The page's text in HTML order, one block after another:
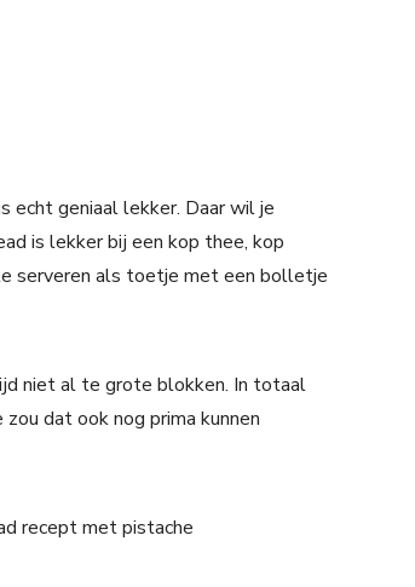
echt geniaal lekker. Daar wil je
is lekker bij een kop thee, kop
serveren als toetje met een bolletje
niet al te grote blokken. In totaal
dat ook nog prima kunnen